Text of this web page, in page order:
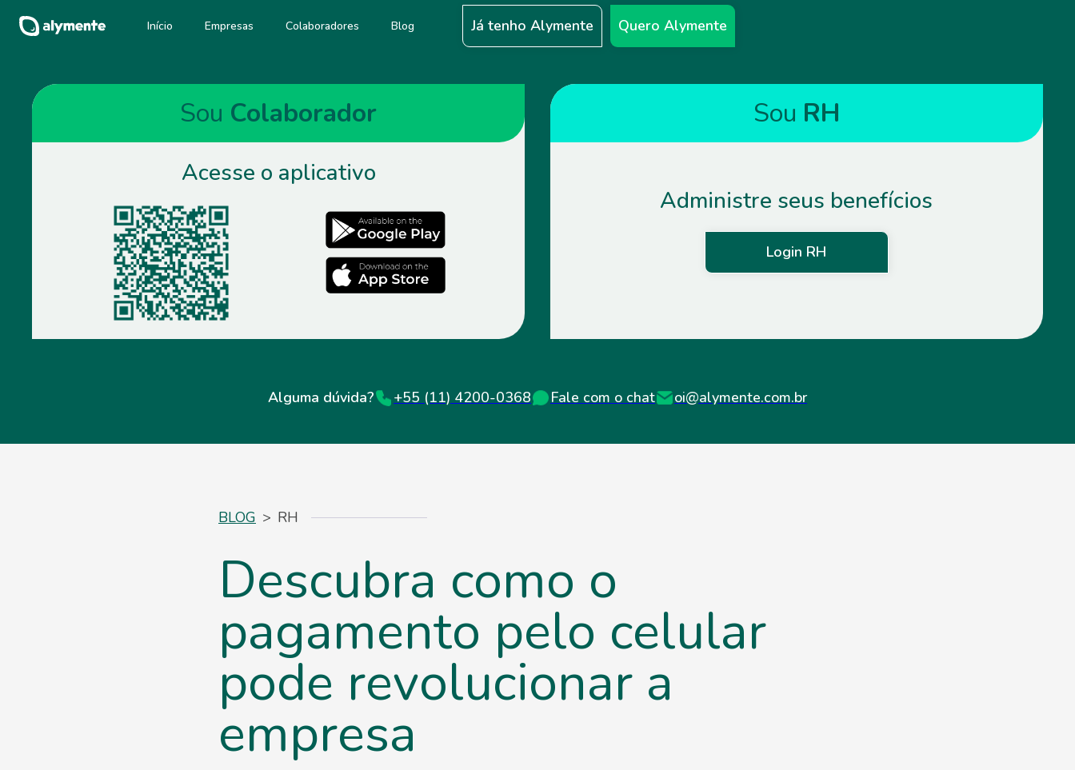
Início Empresas Colaboradores Blog Já tenho Alymente Quero Alymente
Sou Colaborador
Acesse o aplicativo
Sou RH
Administre seus benefícios
Login RH
Alguma dúvida? +55 (11) 4200-0368 Fale com o chat oi@alymente.com.br
BLOG > RH
Descubra como o
pagamento pelo celular
pode revolucionar a
empresa